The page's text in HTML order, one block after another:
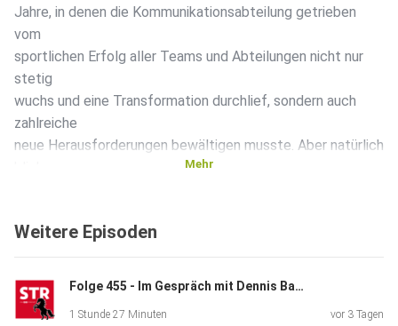
Jahre, in denen die Kommunikationsabteilung getrieben
vom
sportlichen Erfolg aller Teams und Abteilungen nicht nur
stetig
wuchs und eine Transformation durchlief, sondern auch
zahlreiche
neue Herausforderungen bewältigen musste. Aber natürlich
müssen die Clubs auf allen Plattformen präsent sein, wie
ist "owned media" und was bedeutet generative KI für die
Medienabteilungen?
Mehr
Weitere Episoden
Folge 455 - Im Gespräch mit Dennis Bayer
1 Stunde 27 Minuten vor 3 Tagen